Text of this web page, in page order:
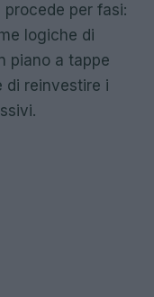
per fasi:
logiche di
piano a tappe
di reinvestire i